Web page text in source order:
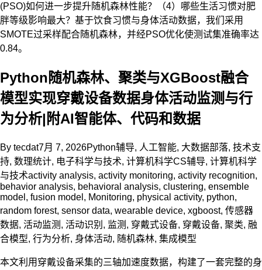
(PSO)如何进一步提升随机森林性能？（4）哪些生活习惯对肥
胖等级影响最大？基于饮食习惯与身体活动数据，我们采用
SMOTE过采样配合随机森林，并经PSO优化使测试集准确率达
0.84。
Python随机森林、聚类与XGBoost融合
模型实现穿戴设备数据身体活动监测与行
为分析|附AI智能体、代码和数据
By tecdat7月 7, 2026Python辅导, 人工智能, 大数据部落, 技术支
持, 数理统计, 电子科学与技术, 计算机科学CS辅导, 计算机科学
与技术activity analysis, activity monitoring, activity recognition,
behavior analysis, behavioral analysis, clustering, ensemble
model , fusion model , Monitoring, physical activity, python,
random forest, sensor data, wearable device, xgboost, 传感器
数据, 活动监测 , 活动识别 , 监测 , 穿戴式设备, 穿戴设备, 聚类, 融
合模型, 行为分析, 身体活动, 随机森林, 集成模型
本文利用穿戴设备采集的三轴加速度数据，构建了一套完整的身